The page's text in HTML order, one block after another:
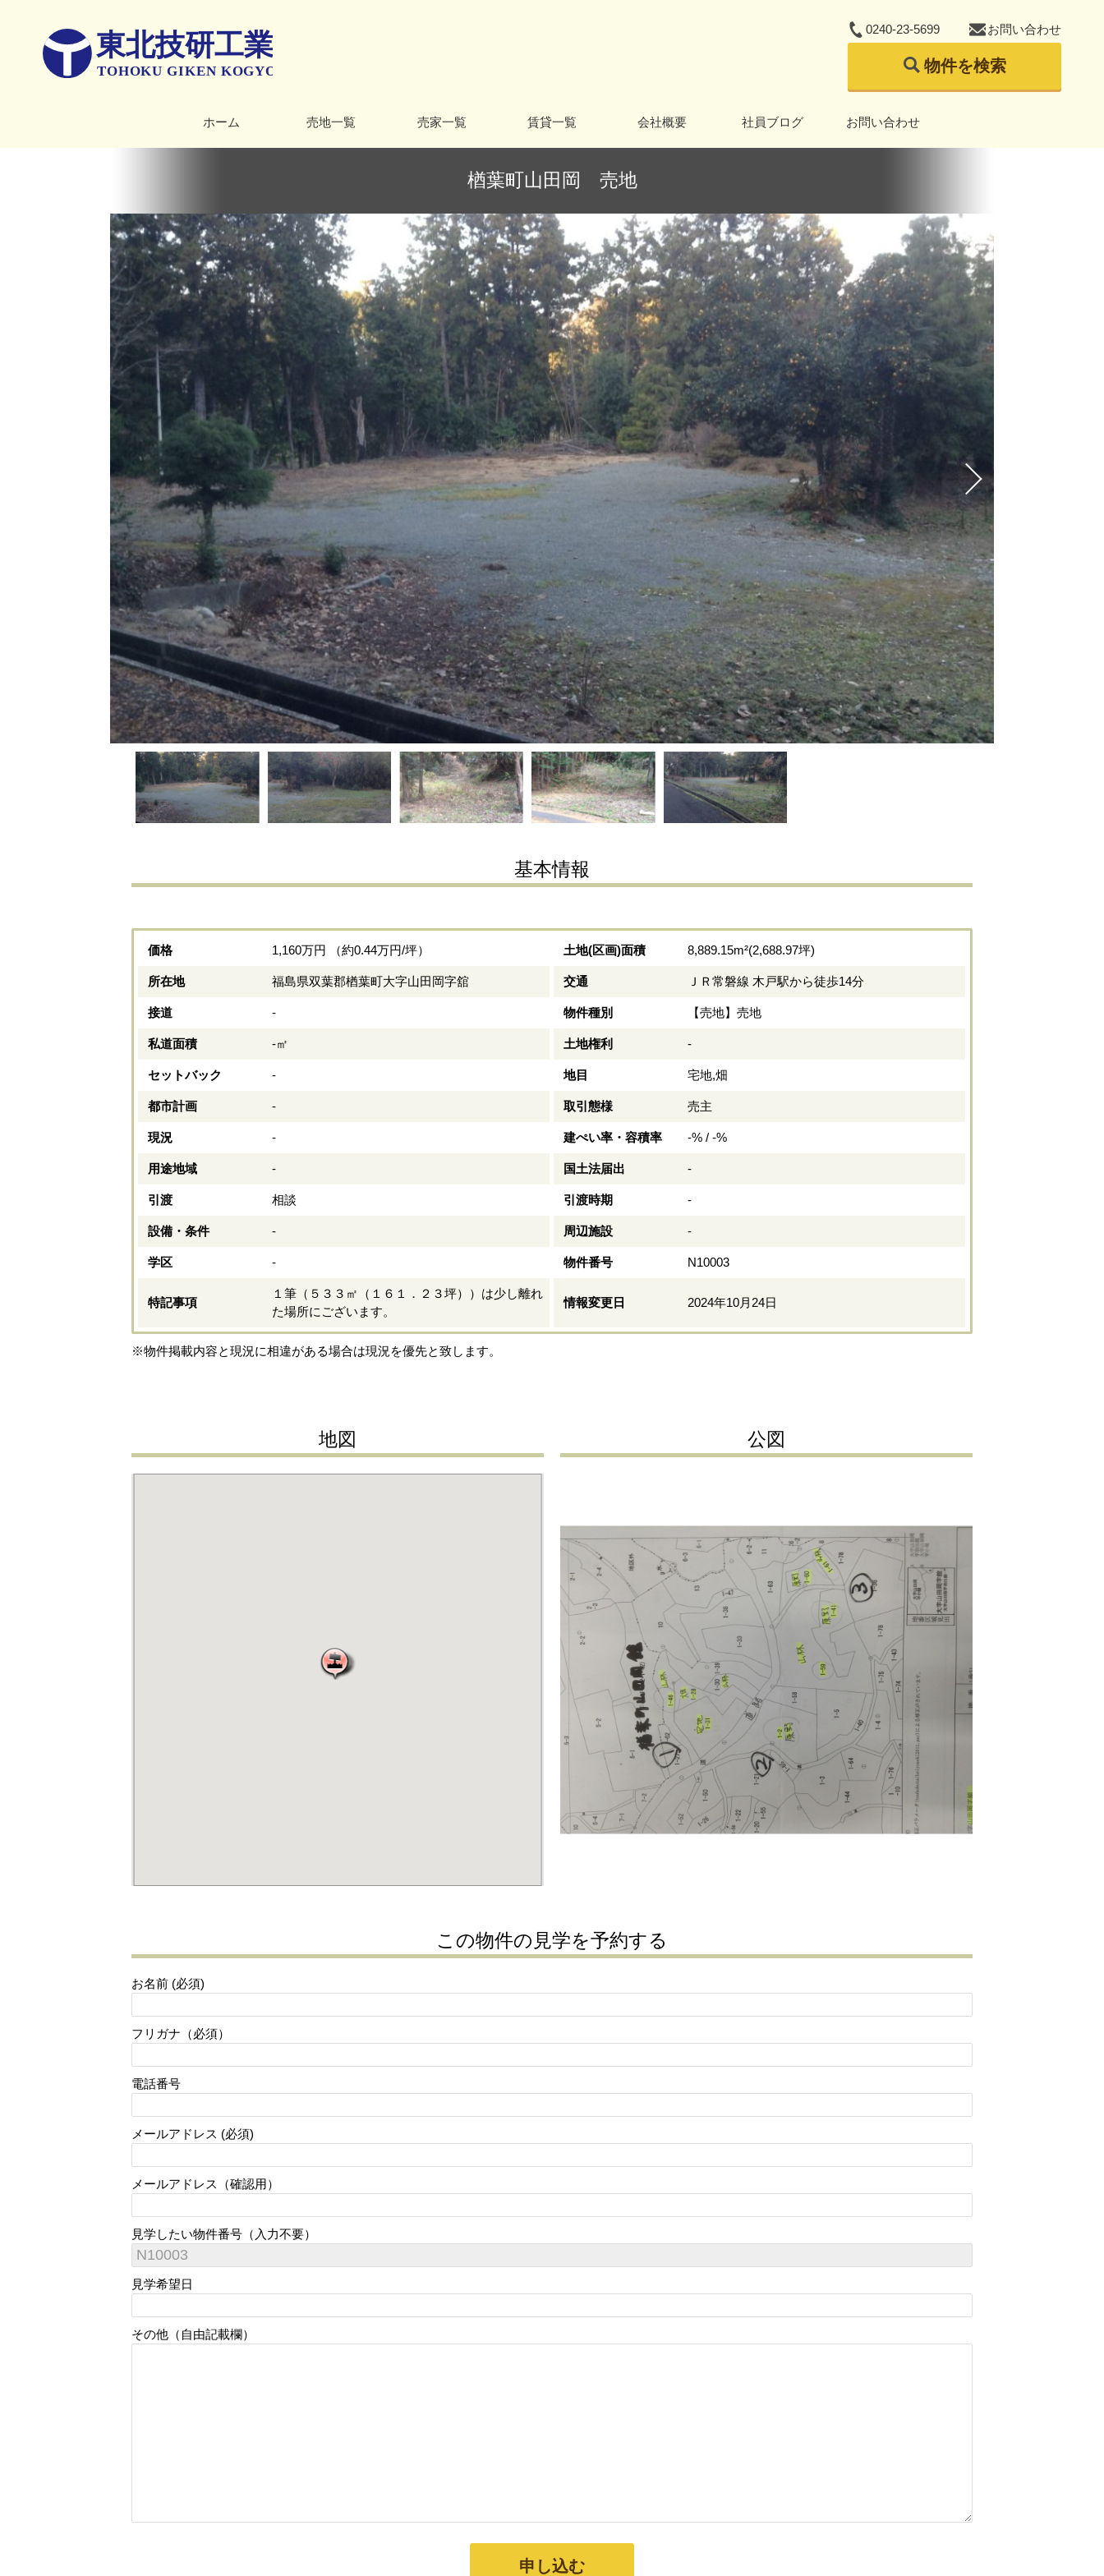
0240-23-5699 お問い合わせ
物件を検索
ホーム 売地一覧 売家一覧 賃貸一覧 会社概要 社員ブログ お問い合わせ
楢葉町山田岡 売地
基本情報
価格 1,160万円 （約0.44万円/坪） 土地(区画)面積 8,889.15m²(2,688.97坪)
所在地 福島県双葉郡楢葉町大字山田岡字舘 交通 ＪＲ常磐線 木戸駅から徒歩14分
接道 - 物件種別 【売地】売地
私道面積 -㎡ 土地権利 -
セットバック - 地目 宅地,畑
都市計画 - 取引態様 売主
現況 - 建ぺい率・容積率 -% / -%
用途地域 - 国土法届出 -
引渡 相談 引渡時期 -
設備・条件 - 周辺施設 -
学区 - 物件番号 N10003
特記事項
１筆（５３３㎡（１６１．２３坪））は少し離れ
た場所にございます。
情報変更日 2024年10月24日
※物件掲載内容と現況に相違がある場合は現況を優先と致します。
地図 公図
この物件の見学を予約する
お名前 (必須)
フリガナ（必須）
電話番号
メールアドレス (必須)
メールアドレス（確認用）
見学したい物件番号（入力不要）
見学希望日
その他（自由記載欄）